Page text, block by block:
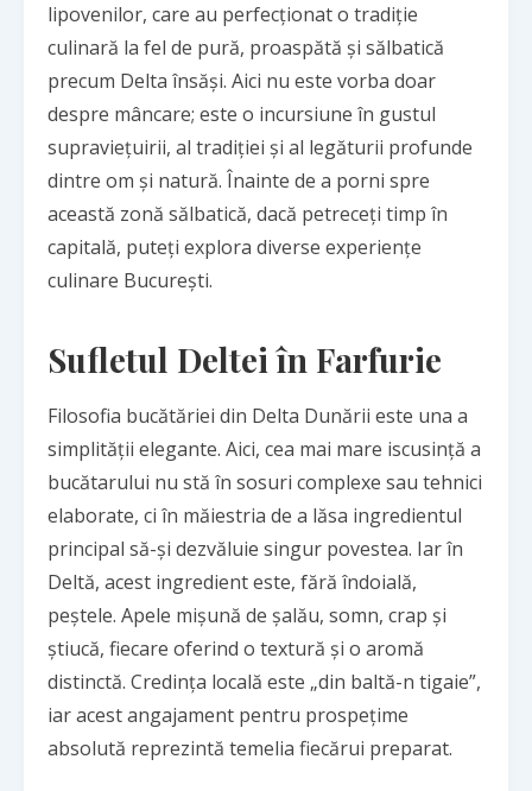
lipovenilor, care au perfecționat o tradiție
culinară la fel de pură, proaspătă și sălbatică
precum Delta însăși. Aici nu este vorba doar
despre mâncare; este o incursiune în gustul
supraviețuirii, al tradiției și al legăturii profunde
dintre om și natură. Înainte de a porni spre
această zonă sălbatică, dacă petreceți timp în
capitală, puteți explora diverse experiențe
culinare București.
Sufletul Deltei în Farfurie
Filosofia bucătăriei din Delta Dunării este una a
simplității elegante. Aici, cea mai mare iscusință a
bucătarului nu stă în sosuri complexe sau tehnici
elaborate, ci în măiestria de a lăsa ingredientul
principal să-și dezvăluie singur povestea. Iar în
Deltă, acest ingredient este, fără îndoială,
peștele. Apele mișună de șalău, somn, crap și
știucă, fiecare oferind o textură și o aromă
distinctă. Credința locală este „din baltă-n tigaie”,
iar acest angajament pentru prospețime
absolută reprezintă temelia fiecărui preparat.